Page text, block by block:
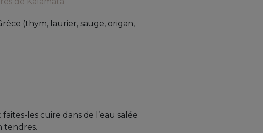
(thym, laurier, sauge, origan,
les cuire dans de l’eau salée
tendres.